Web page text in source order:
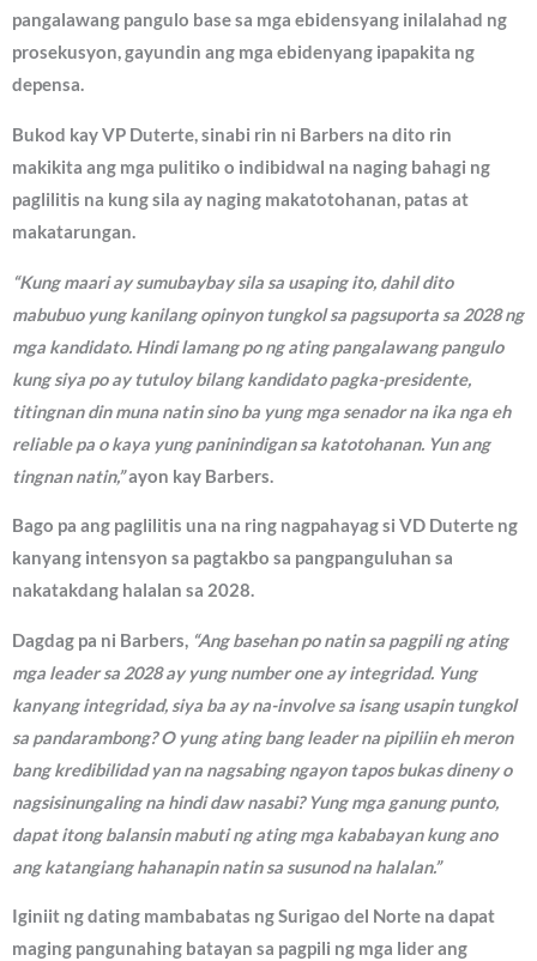
pangalawang pangulo base sa mga ebidensyang inilalahad ng
prosekusyon, gayundin ang mga ebidenyang ipapakita ng
depensa.
Bukod kay VP Duterte, sinabi rin ni Barbers na dito rin
makikita ang mga pulitiko o indibidwal na naging bahagi ng
paglilitis na kung sila ay naging makatotohanan, patas at
makatarungan.
“Kung maari ay sumubaybay sila sa usaping ito, dahil dito
mabubuo yung kanilang opinyon tungkol sa pagsuporta sa 2028 ng
mga kandidato. Hindi lamang po ng ating pangalawang pangulo
kung siya po ay tutuloy bilang kandidato pagka-presidente,
titingnan din muna natin sino ba yung mga senador na ika nga eh
reliable pa o kaya yung paninindigan sa katotohanan. Yun ang
tingnan natin,”ayon kay Barbers.
Bago pa ang paglilitis una na ring nagpahayag si VD Duterte ng
kanyang intensyon sa pagtakbo sa pangpanguluhan sa
nakatakdang halalan sa 2028.
Dagdag pa ni Barbers, “Ang basehan po natin sa pagpili ng ating
mga leader sa 2028 ay yung number one ay integridad. Yung
kanyang integridad, siya ba ay na-involve sa isang usapin tungkol
sa pandarambong? O yung ating bang leader na pipiliin eh meron
bang kredibilidad yan na nagsabing ngayon tapos bukas dineny o
nagsisinungaling na hindi daw nasabi? Yung mga ganung punto,
dapat itong balansin mabuti ng ating mga kababayan kung ano
ang katangiang hahanapin natin sa susunod na halalan.”
Iginiit ng dating mambabatas ng Surigao del Norte na dapat
maging pangunahing batayan sa pagpili ng mga lider ang